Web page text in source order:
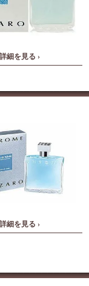
詳細を見る ›
詳細を見る ›